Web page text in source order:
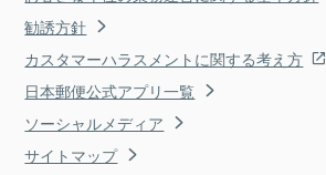
勧誘方針
カスタマーハラスメントに関する考え方
日本郵便公式アプリ一覧
ソーシャルメディア
サイトマップ